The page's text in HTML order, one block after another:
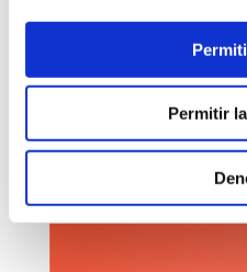
Permitir
presenciales, a